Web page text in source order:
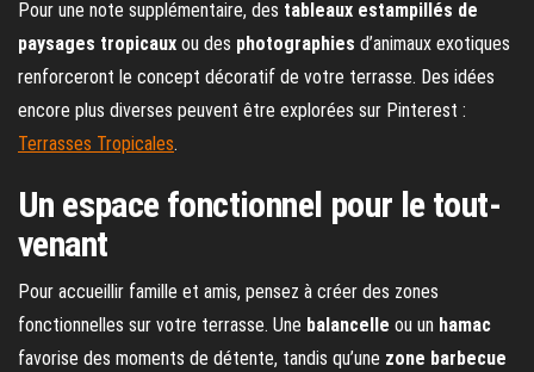
Pour une note supplémentaire, des tableaux estampillés de
paysages tropicaux ou des photographies d’animaux exotiques
renforceront le concept décoratif de votre terrasse. Des idées
encore plus diverses peuvent être explorées sur Pinterest :
Terrasses Tropicales.
Un espace fonctionnel pour le tout-
venant
Pour accueillir famille et amis, pensez à créer des zones
fonctionnelles sur votre terrasse. Une balancelle ou un hamac
favorise des moments de détente, tandis qu’une zone barbecue